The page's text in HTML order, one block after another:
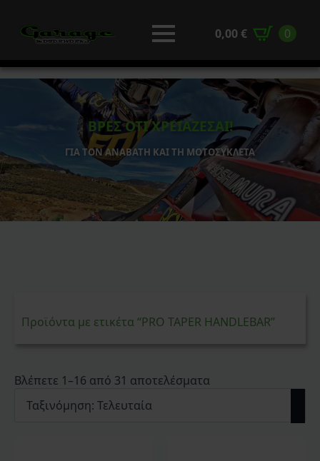
0,00 € 0
ΒΡΕΣ ΟΤΙ ΧΡΕΙΑΖΕΣΑΙ!
ΓΙΑ ΤΟΝ ΑΝΑΒΑΤΗ ΚΑΙ ΤΗ ΜΟΤΟΣΥΚΛΕΤΑ
Προϊόντα με ετικέτα “PRO TAPER HANDLEBAR”
Βλέπετε 1–16 από 31 αποτελέσματα